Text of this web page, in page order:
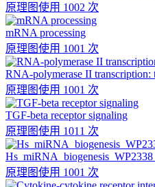
原理图使用 1002 次
mRNA processing
原理图使用 1001 次
RNA-polymerase II transcription:
原理图使用 1001 次
TGF-beta receptor signaling
原理图使用 1011 次
原理图使用 1001 次